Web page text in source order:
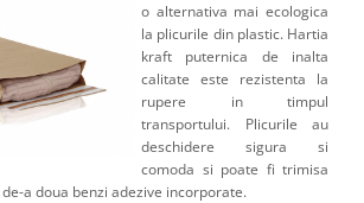
o alternativa mai ecologica
la plicurile din plastic. Hartia
kraft puternica de inalta
calitate este rezistenta la
rupere in timpul
transportului. Plicurile au
deschidere sigura si
comoda si poate fi trimisa
a doua benzi adezive incorporate.